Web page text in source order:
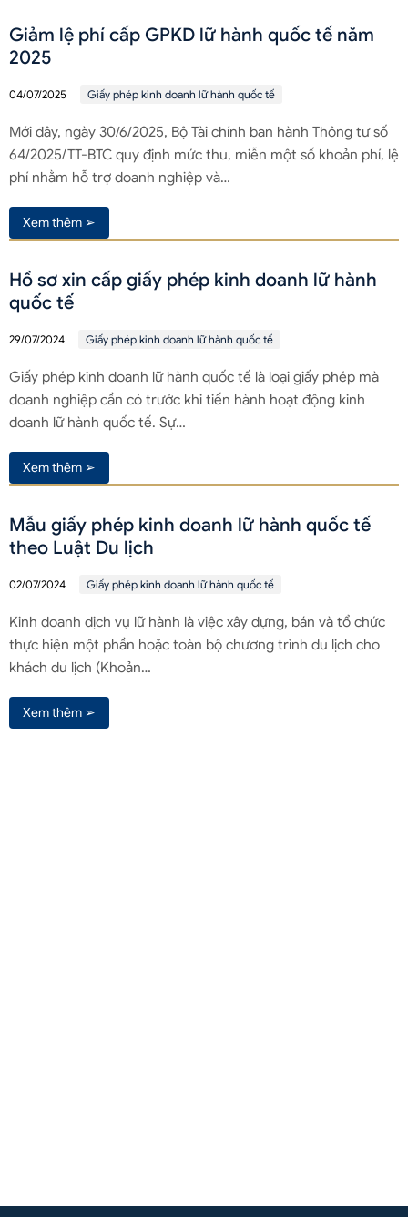
Giảm lệ phí cấp GPKD lữ hành quốc tế năm
2025
04/07/2025 Giấy phép kinh doanh lữ hành quốc tế
Mới đây, ngày 30/6/2025, Bộ Tài chính ban hành Thông tư số
64/2025/TT-BTC quy định mức thu, miễn một số khoản phí, lệ
phí nhằm hỗ trợ doanh nghiệp và…
Xem thêm ➢
Hồ sơ xin cấp giấy phép kinh doanh lữ hành
quốc tế
29/07/2024 Giấy phép kinh doanh lữ hành quốc tế
Giấy phép kinh doanh lữ hành quốc tế là loại giấy phép mà
doanh nghiệp cần có trước khi tiến hành hoạt động kinh
doanh lữ hành quốc tế. Sự…
Xem thêm ➢
Mẫu giấy phép kinh doanh lữ hành quốc tế
theo Luật Du lịch
02/07/2024 Giấy phép kinh doanh lữ hành quốc tế
Kinh doanh dịch vụ lữ hành là việc xây dựng, bán và tổ chức
thực hiện một phần hoặc toàn bộ chương trình du lịch cho
khách du lịch (Khoản…
Xem thêm ➢